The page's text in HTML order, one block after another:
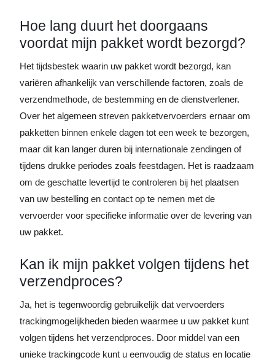
Hoe lang duurt het doorgaans
voordat mijn pakket wordt bezorgd?
Het tijdsbestek waarin uw pakket wordt bezorgd, kan
variëren afhankelijk van verschillende factoren, zoals de
verzendmethode, de bestemming en de dienstverlener.
Over het algemeen streven pakketvervoerders ernaar om
pakketten binnen enkele dagen tot een week te bezorgen,
maar dit kan langer duren bij internationale zendingen of
tijdens drukke periodes zoals feestdagen. Het is raadzaam
om de geschatte levertijd te controleren bij het plaatsen
van uw bestelling en contact op te nemen met de
vervoerder voor specifieke informatie over de levering van
uw pakket.
Kan ik mijn pakket volgen tijdens het
verzendproces?
Ja, het is tegenwoordig gebruikelijk dat vervoerders
trackingmogelijkheden bieden waarmee u uw pakket kunt
volgen tijdens het verzendproces. Door middel van een
unieke trackingcode kunt u eenvoudig de status en locatie